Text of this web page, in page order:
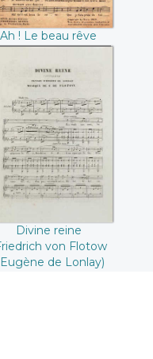
Ah ! Le beau rêve
(Jean Daris / Ad.
Gauwin-Daris)
Divine reine
(Friedrich von
Flotow / Eugène
de Lonlay)
Divine reine
von Flotow
de Lonlay)